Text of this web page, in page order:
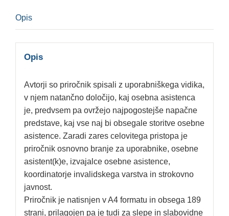
Opis
Opis
Avtorji so priročnik spisali z uporabniškega vidika,
v njem natančno določijo, kaj osebna asistenca
je, predvsem pa ovržejo najpogostejše napačne
predstave, kaj vse naj bi obsegale storitve osebne
asistence. Zaradi zares celovitega pristopa je
priročnik osnovno branje za uporabnike, osebne
asistent(k)e, izvajalce osebne asistence,
koordinatorje invalidskega varstva in strokovno
javnost.
Priročnik je natisnjen v A4 formatu in obsega 189
strani, prilagojen pa je tudi za slepe in slabovidne